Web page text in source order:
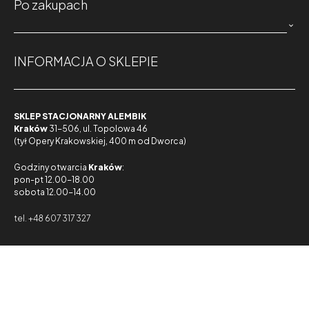
Po zakupach

INFORMACJA O SKLEPIE
SKLEP STACJONARNY ALEMBIK
Kraków 31-506, ul. Topolowa 46
(tył Opery Krakowskiej, 400 m od Dworca)
Godziny otwarcia Kraków:
pon-pt 12.00-18.00
sobota 12.00-14.00
tel. +48 607 317 327